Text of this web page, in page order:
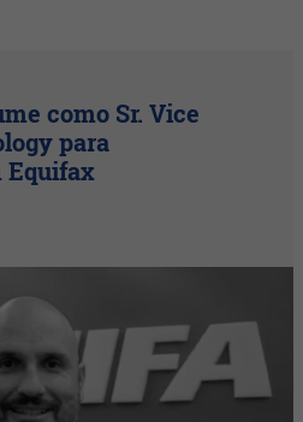
como Sr. Vice
para
Equifax